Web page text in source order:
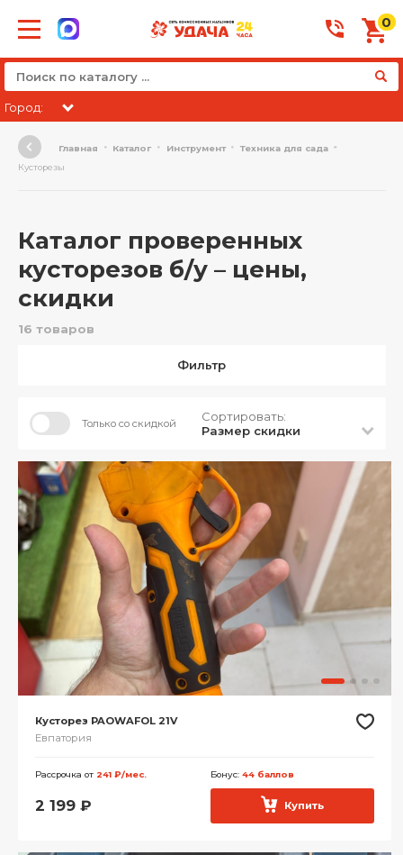
0
Город:
Главная Каталог Инструмент
Техника для сада
Кусторезы
Каталог проверенных
кусторезов б/у – цены,
скидки
16 товаров
Фильтр
Только со скидкой
Сортировать:
Размер скидки
Кусторез PAOWAFOL 21V
Евпатория
Рассрочка от 241 ₽/мес. Бонус: 44 баллов
2 199 ₽ Купить